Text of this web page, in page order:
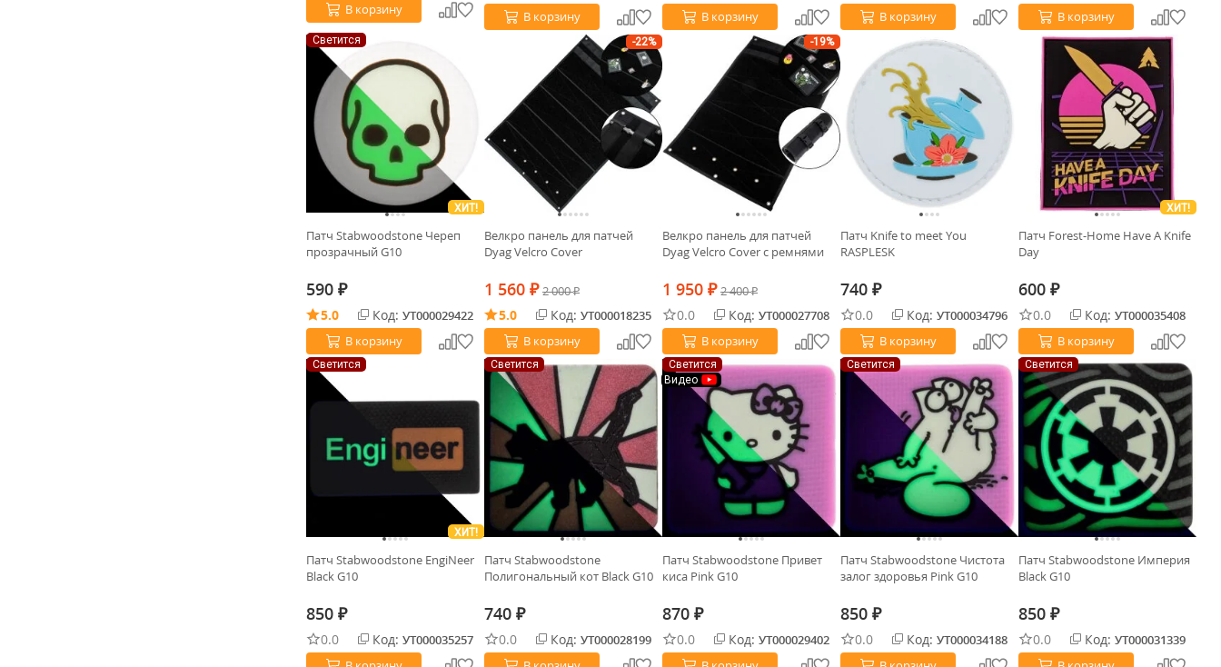
В корзину
В корзину
В корзину
В корзину
В корзину
Светится
ХИТ!
Патч Stabwoodstone Череп
прозрачный G10
590 ₽
5.0 Код: УТ000029422
В корзину
-22%
Велкро панель для патчей
Dyag Velcro Cover
1 560 ₽ 2 000₽
5.0 Код: УТ000018235
В корзину
-19%
Велкро панель для патчей
Dyag Velcro Cover с ремнями
1 950 ₽ 2 400₽
0.0 Код: УТ000027708
В корзину
Патч Knife to meet You
RASPLESK
740 ₽
0.0 Код: УТ000034796
В корзину
ХИТ!
Патч Forest-Home Have A Knife
Day
600 ₽
0.0 Код: УТ000035408
В корзину
Светится
ХИТ!
Патч Stabwoodstone EngiNeer
Black G10
850 ₽
0.0 Код: УТ000035257
Светится
Патч Stabwoodstone
Полигональный кот Black G10
740 ₽
0.0 Код: УТ000028199
Светится
Видео
Патч Stabwoodstone Привет
киса Pink G10
870 ₽
0.0 Код: УТ000029402
Светится
Патч Stabwoodstone Чистота
залог здоровья Pink G10
850 ₽
0.0 Код: УТ000034188
Светится
Патч Stabwoodstone Империя
Black G10
850 ₽
0.0 Код: УТ000031339